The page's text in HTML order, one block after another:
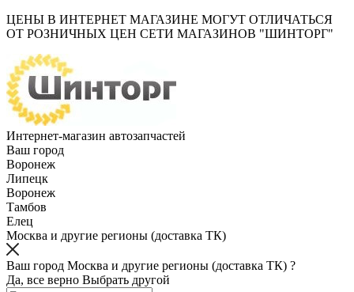
ЦЕНЫ В ИНТЕРНЕТ МАГАЗИНЕ МОГУТ ОТЛИЧАТЬСЯ
ОТ РОЗНИЧНЫХ ЦЕН СЕТИ МАГАЗИНОВ "ШИНТОРГ"
Интернет-магазин автозапчастей
Ваш город
Воронеж
Липецк
Воронеж
Тамбов
Елец
Москва и другие регионы (доставка ТК)
Ваш город Москва и другие регионы (доставка ТК) ?
Да, все верно Выбрать другой